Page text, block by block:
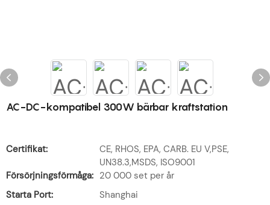
AC-DC-kompatibel 300W bärbar kraftstation
Certifikat:
CE, RHOS, EPA, CARB. EU V,PSE,
UN38.3,MSDS, ISO9001
Försörjningsförmåga: 20 000 set per år
Starta Port:
Shanghai